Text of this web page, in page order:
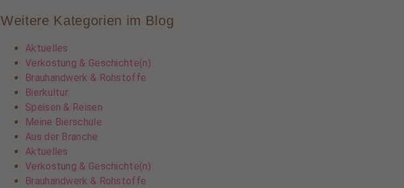
Weitere Kategorien im Blog
Aktuelles
Verkostung & Geschichte(n)
Brauhandwerk & Rohstoffe
Bierkultur
Speisen & Reisen
Meine Bierschule
Aus der Branche
Aktuelles
Verkostung & Geschichte(n)
Brauhandwerk & Rohstoffe